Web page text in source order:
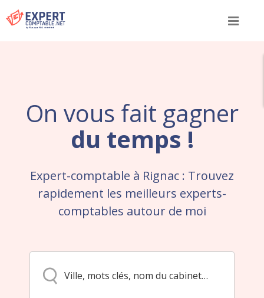
Menu
On vous fait gagner
du temps !
Expert-comptable à Rignac : Trouvez
rapidement les meilleurs experts-
comptables autour de moi